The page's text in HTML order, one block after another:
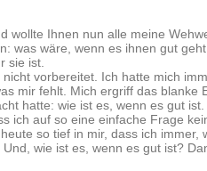
wollte Ihnen nun alle meine
was wäre, wenn es ihnen gut
sie ist.
vorbereitet. Ich hatte mich
mir fehlt. Mich ergriff das blanke
hatte: wie ist es, wenn es gut
ich auf so eine einfache Frage
so tief in mir, dass ich immer,
wie ist es, wenn es gut ist?